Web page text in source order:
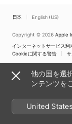
日本 English (US)
Copyright © 2026 Apple
インターネットサービス利
Cookieに関する警告
他の国を選
ンテンツを
United States